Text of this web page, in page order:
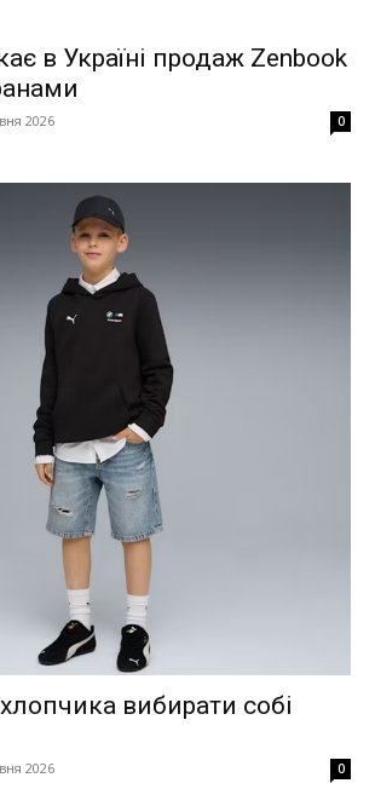
в Україні продаж Zenbook
2026 0
вибирати собі
2026 0